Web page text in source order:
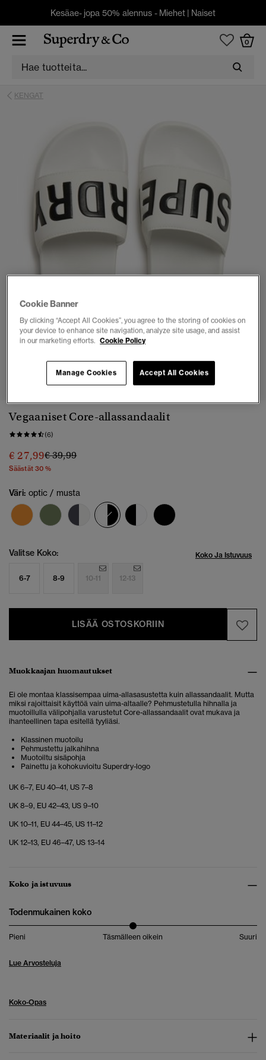
Kesäae- jopa 50% alennus - Miehet | Naiset
0
KENGAT
2 6 7
Vegaaniset Core-allassandaalit
(6)
€ 27,99Hinta alennettu hinnasta
€ 39,99hintaan
Säästät 30 %
Väri: optic / musta
valittu
Valitse Koko: Koko Ja Istuvuus
6-7 8-9 10-11 12-13
LISÄÄ OSTOSKORIIN
Muokkaajan huomautukset
Ei ole montaa klassisempaa uima-allasasustetta kuin allassandaalit. Mutta
miksi rajoittaisit käyttöä vain uima-altaalle? Pehmustetulla hihnalla ja
muotoillulla välipohjalla varustetut Core-allassandaalit ovat mukava ja
ihanteellinen tapa esitellä tyyliäsi.
Klassinen muotoilu
Pehmustettu jalkahihna
Muotoiltu sisäpohja
Painettu ja kohokuvioitu Superdry-logo
UK 6–7, EU 40–41, US 7–8
UK 8–9, EU 42–43, US 9–10
UK 10–11, EU 44–45, US 11–12
UK 12–13, EU 46–47, US 13–14
Koko ja istuvuus
Todenmukainen koko
Pieni Täsmälleen oikein Suuri
Lue Arvosteluja
Koko-Opas
Materiaalit ja hoito
Cookie Banner
By clicking “Accept All Cookies”, you agree to the storing of cookies on
your device to enhance site navigation, analyze site usage, and assist
in our marketing efforts. Cookie Policy
Accept All Cookies
Manage Cookies